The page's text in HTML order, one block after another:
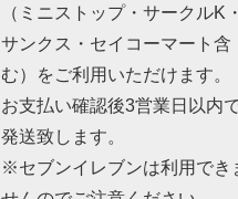
（ミニストップ・サークルK・
サンクス・セイコーマート含
む）をご利用いただけます。
お支払い確認後3営業日以内
発送致します。
※セブンイレブンは利用でき